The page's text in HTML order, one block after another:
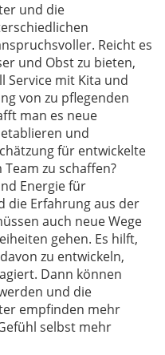
und die
Reicht es
und Obst zu bieten,
Service mit Kita und
von zu pflegenden
man es neue
und
für entwickelte
zu schaffen?
Energie für
die Erfahrung aus der
auch neue Wege
gehen. Es hilft,
zu entwickeln,
Dann können
und die
empfinden mehr
selbst mehr